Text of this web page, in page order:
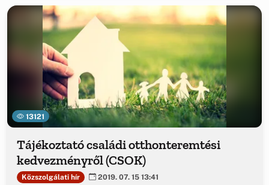
13121
Tájékoztató családi otthonteremtési
kedvezményről (CSOK)
Közszolgálati hír 2019. 07. 15 13:41